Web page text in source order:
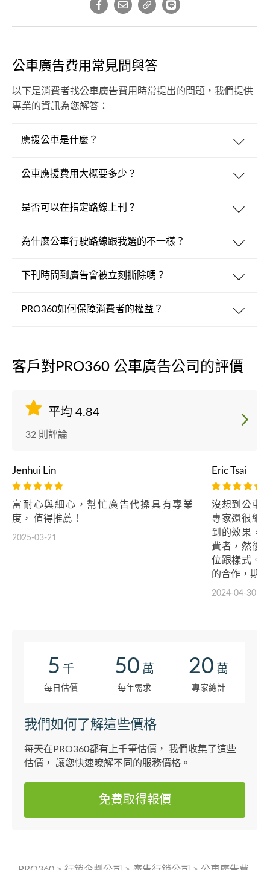
公車廣告費用常見問與答
以下是消費者找公車廣告費用時常提出的問題，我們提供
專業的資訊為您解答：
應援公車是什麼？
公車應援費用大概要多少？
是否可以在指定路線上刊？
為什麼公車行駛路線跟我選的不一樣？
下刊時間到廣告會被立刻撕除嗎？
PRO360如何保障消費者的權益？
客戶對PRO360 公車廣告公司的評價
平均 4.84
32 則評論
Jenhui Lin
富耐心與細心，幫忙廣告代操具有專業
度， 值得推薦！
2025-03-21
Eric Tsai
沒想到公車
專家還很細
到的效果，
費者，然後
位跟樣式。
的合作，期
2024-04-30
5 千
每日估價
50 萬
每年需求
20 萬
專家總計
我們如何了解這些價格
每天在PRO360都有上千筆估價， 我們收集了這些
估價， 讓您快速暸解不同的服務價格。
免費取得報價